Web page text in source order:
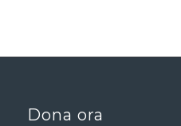
Dona ora